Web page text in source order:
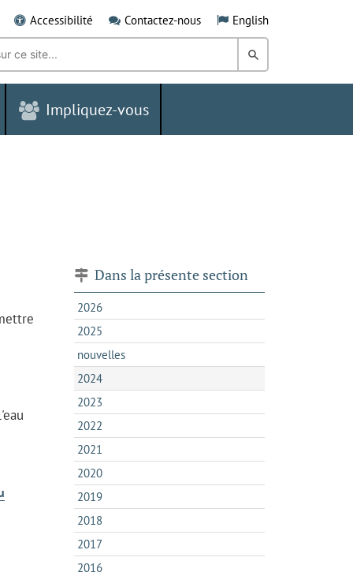
Accessibilité Contactez-nous English
Rechercher
dans
Grand
Impliquez-vous
Dans la présente section
2026
2025
nouvelles
2024
2023
2022
2021
2020
2019
2018
2017
2016